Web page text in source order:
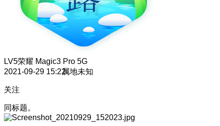
LV5荣耀 Magic3 Pro 5G
2021-09-29 15:22属地未知
关注
同标题。